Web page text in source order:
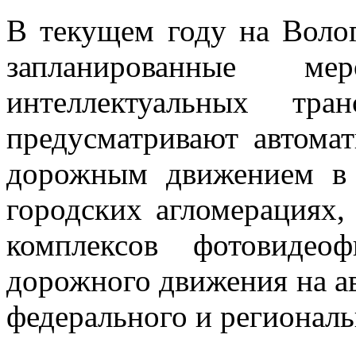
В текущем году на
запланированные
интеллектуальных
предусматривают
дорожным движением в
городских
комплексов
дорожного движения на
федерального и